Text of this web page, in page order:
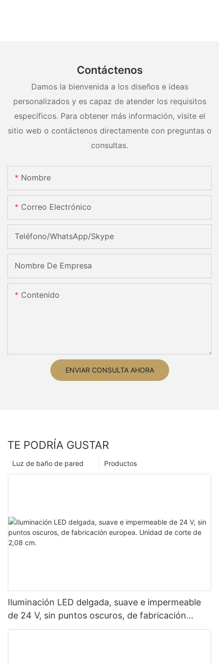
Contáctenos
Damos la bienvenida a los diseños e ideas
personalizados y es capaz de atender los requisitos
específicos. Para obtener más información, visite el
sitio web o contáctenos directamente con preguntas o
consultas.
Nombre
Correo Electrónico
Teléfono/WhatsApp/Skype
Nombre De Empresa
Contenido
ENVIAR CONSULTA AHORA
TE PODRÍA GUSTAR
Productos
Luz de baño de pared
Iluminación LED delgada, suave e impermeable
de 24 V, sin puntos oscuros, de fabricación
europea. Unidad de corte de 2,08 cm.